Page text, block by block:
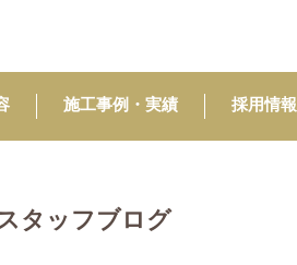
施工事例・実績 採用情報
タッフブログ